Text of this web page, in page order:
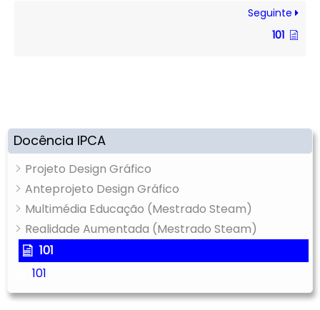
Docência IPCA
Projeto Design Gráfico
Anteprojeto Design Gráfico
Multimédia Educação (Mestrado Steam)
Realidade Aumentada (Mestrado Steam)
101
101
Seguinte
101